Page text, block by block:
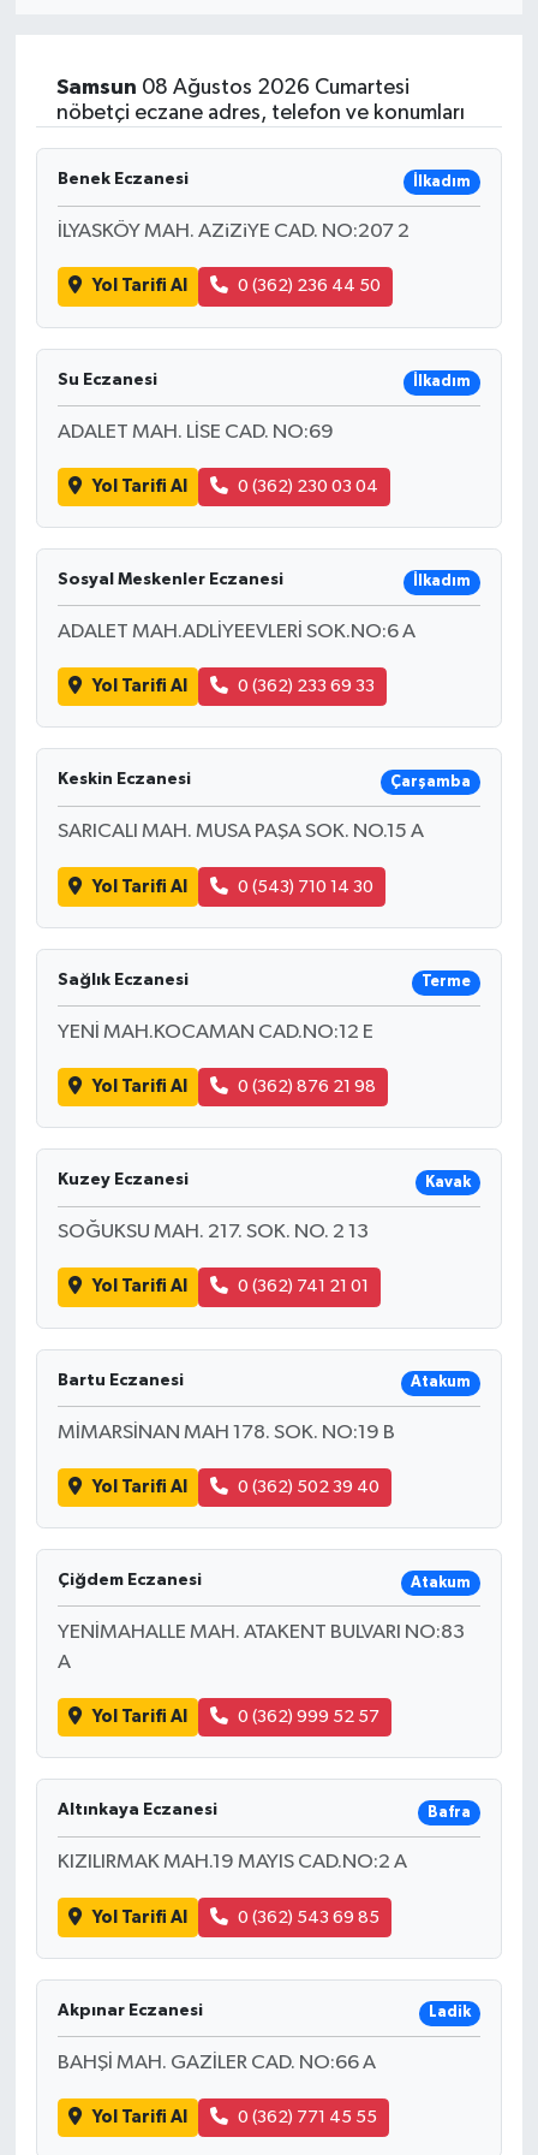
Samsun 08 Ağustos 2026 Cumartesi
nöbetçi eczane adres, telefon ve konumları
Benek Eczanesi İlkadım
İLYASKÖY MAH. AZiZiYE CAD. NO:207 2
Yol Tarifi Al 0 (362) 236 44 50
Su Eczanesi İlkadım
ADALET MAH. LİSE CAD. NO:69
Yol Tarifi Al 0 (362) 230 03 04
Sosyal Meskenler Eczanesi İlkadım
ADALET MAH.ADLİYEEVLERİ SOK.NO:6 A
Yol Tarifi Al 0 (362) 233 69 33
Keskin Eczanesi Çarşamba
SARICALI MAH. MUSA PAŞA SOK. NO.15 A
Yol Tarifi Al 0 (543) 710 14 30
Sağlık Eczanesi Terme
YENİ MAH.KOCAMAN CAD.NO:12 E
Yol Tarifi Al 0 (362) 876 21 98
Kuzey Eczanesi Kavak
SOĞUKSU MAH. 217. SOK. NO. 2 13
Yol Tarifi Al 0 (362) 741 21 01
Bartu Eczanesi Atakum
MİMARSİNAN MAH 178. SOK. NO:19 B
Yol Tarifi Al 0 (362) 502 39 40
Çiğdem Eczanesi Atakum
YENİMAHALLE MAH. ATAKENT BULVARI NO:83
A
Yol Tarifi Al 0 (362) 999 52 57
Altınkaya Eczanesi Bafra
KIZILIRMAK MAH.19 MAYIS CAD.NO:2 A
Yol Tarifi Al 0 (362) 543 69 85
Akpınar Eczanesi Ladik
BAHŞİ MAH. GAZİLER CAD. NO:66 A
Yol Tarifi Al 0 (362) 771 45 55
Sağlık
Magazin
Gündem
Kültür & Sanat
Teknoloji
Bilim
Genel
Bilim, Teknoloji